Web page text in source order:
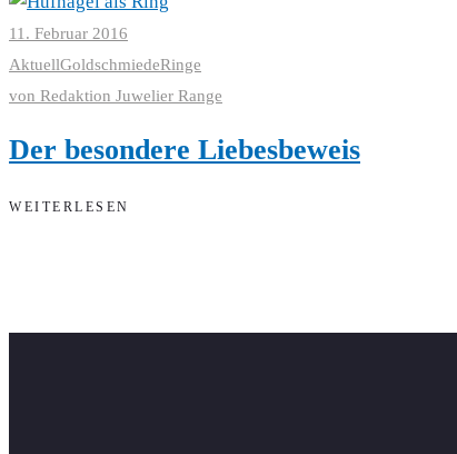
11. Februar 2016
AktuellGoldschmiedeRinge
von Redaktion Juwelier Range
Der besondere Liebesbeweis
WEITERLESEN